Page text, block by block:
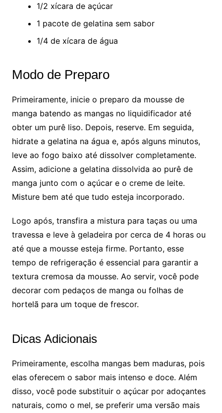
1/2 xícara de açúcar
1 pacote de gelatina sem sabor
1/4 de xícara de água
Modo de Preparo
Primeiramente, inicie o preparo da mousse de
manga batendo as mangas no liquidificador até
obter um purê liso. Depois, reserve. Em seguida,
hidrate a gelatina na água e, após alguns minutos,
leve ao fogo baixo até dissolver completamente.
Assim, adicione a gelatina dissolvida ao purê de
manga junto com o açúcar e o creme de leite.
Misture bem até que tudo esteja incorporado.
Logo após, transfira a mistura para taças ou uma
travessa e leve à geladeira por cerca de 4 horas ou
até que a mousse esteja firme. Portanto, esse
tempo de refrigeração é essencial para garantir a
textura cremosa da mousse. Ao servir, você pode
decorar com pedaços de manga ou folhas de
hortelã para um toque de frescor.
Dicas Adicionais
Primeiramente, escolha mangas bem maduras, pois
elas oferecem o sabor mais intenso e doce. Além
disso, você pode substituir o açúcar por adoçantes
naturais, como o mel, se preferir uma versão mais